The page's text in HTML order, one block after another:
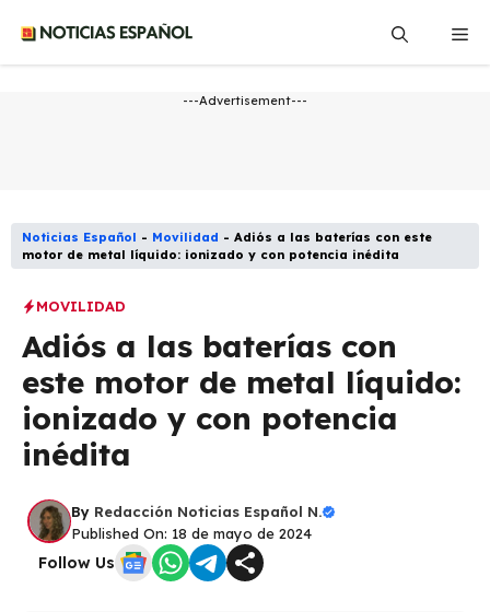
contenido
---Advertisement---
Noticias Español - Movilidad - Adiós a las baterías con este
motor de metal líquido: ionizado y con potencia inédita
MOVILIDAD
Adiós a las baterías con
este motor de metal líquido:
ionizado y con potencia
inédita
By Redacción Noticias Español N.
Published On: 18 de mayo de 2024
Follow Us